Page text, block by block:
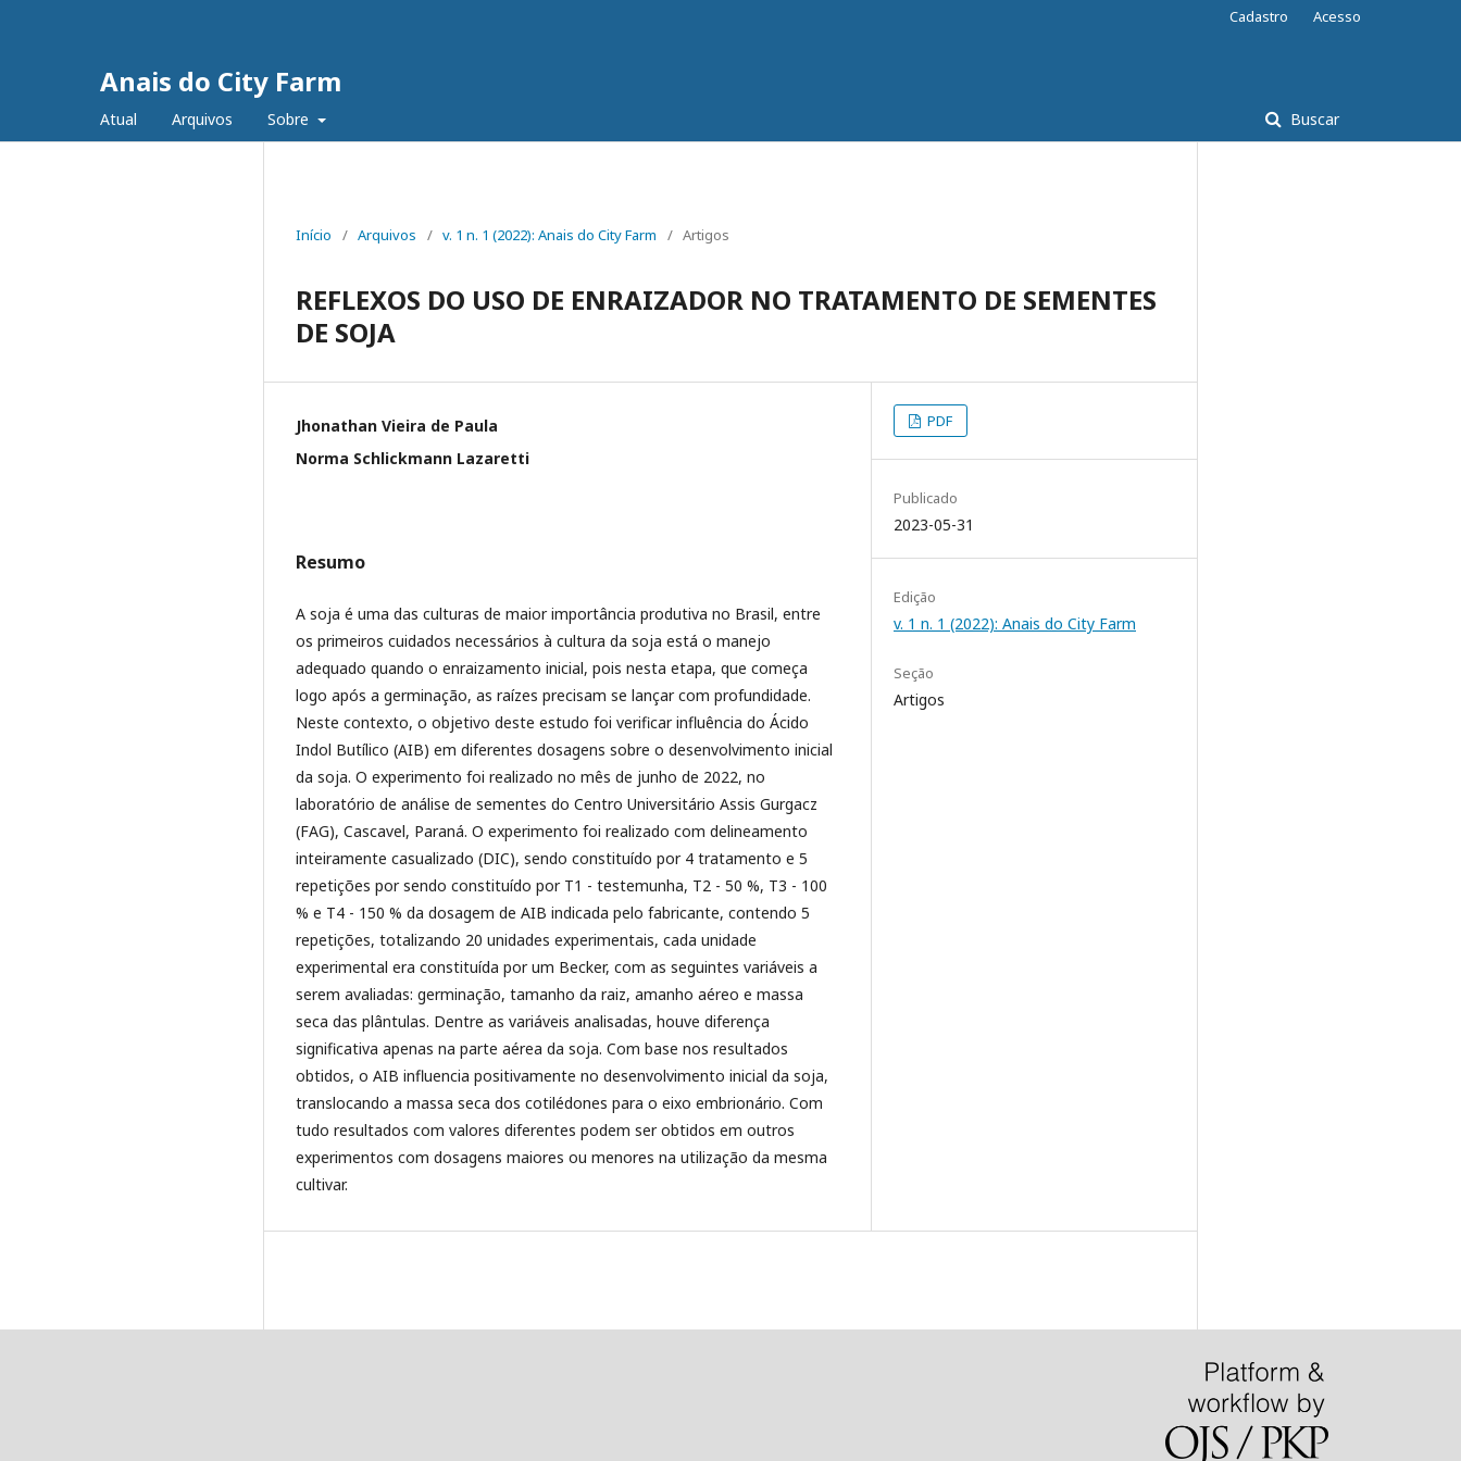
Anais do City Farm
Atual Arquivos Sobre Buscar
Cadastro Acesso
Início / Arquivos / v. 1 n. 1 (2022): Anais do City Farm / Artigos
REFLEXOS DO USO DE ENRAIZADOR NO TRATAMENTO DE SEMENTES
DE SOJA
Jhonathan Vieira de Paula
Norma Schlickmann Lazaretti
Resumo
A soja é uma das culturas de maior importância produtiva no Brasil, entre
os primeiros cuidados necessários à cultura da soja está o manejo
adequado quando o enraizamento inicial, pois nesta etapa, que começa
logo após a germinação, as raízes precisam se lançar com profundidade.
Neste contexto, o objetivo deste estudo foi verificar influência do Ácido
Indol Butílico (AIB) em diferentes dosagens sobre o desenvolvimento inicial
da soja. O experimento foi realizado no mês de junho de 2022, no
laboratório de análise de sementes do Centro Universitário Assis Gurgacz
(FAG), Cascavel, Paraná. O experimento foi realizado com delineamento
inteiramente casualizado (DIC), sendo constituído por 4 tratamento e 5
repetições por sendo constituído por T1 - testemunha, T2 - 50 %, T3 - 100
% e T4 - 150 % da dosagem de AIB indicada pelo fabricante, contendo 5
repetições, totalizando 20 unidades experimentais, cada unidade
experimental era constituída por um Becker, com as seguintes variáveis a
serem avaliadas: germinação, tamanho da raiz, amanho aéreo e massa
seca das plântulas. Dentre as variáveis analisadas, houve diferença
significativa apenas na parte aérea da soja. Com base nos resultados
obtidos, o AIB influencia positivamente no desenvolvimento inicial da soja,
translocando a massa seca dos cotilédones para o eixo embrionário. Com
tudo resultados com valores diferentes podem ser obtidos em outros
experimentos com dosagens maiores ou menores na utilização da mesma
cultivar.
PDF
Publicado
2023-05-31
Edição
v. 1 n. 1 (2022): Anais do City Farm
Seção
Artigos